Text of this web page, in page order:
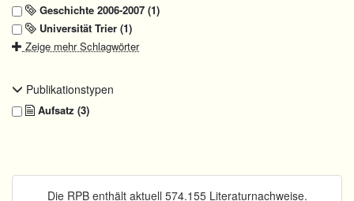
Geschichte 2006-2007 (1)
Universität Trier (1)
Zeige mehr Schlagwörter
Publikationstypen
Aufsatz (3)
Die RPB enthält aktuell 574.155 Literaturnachweise.